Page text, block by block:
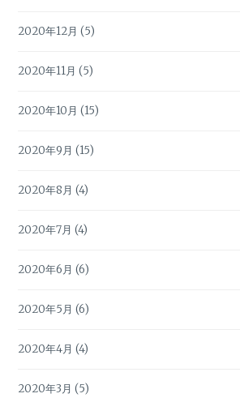
2020年12月 (5)
2020年11月 (5)
2020年10月 (15)
2020年9月 (15)
2020年8月 (4)
2020年7月 (4)
2020年6月 (6)
2020年5月 (6)
2020年4月 (4)
2020年3月 (5)